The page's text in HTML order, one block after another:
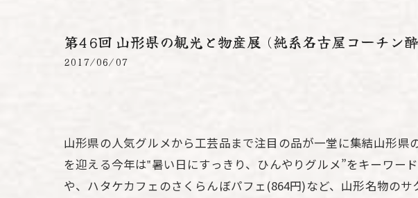
第46回 山形県の観光と物産展 (純系名古屋コーチン
2017/06/07
山形県の人気グルメから工芸品まで注目の品が一堂に集結山形
を迎える今年は‟暑い日にすっきり、ひんやりグルメ”をキーワ
や、ハタケカフェのさくらんぼパフェ(864円)など、山形名物の